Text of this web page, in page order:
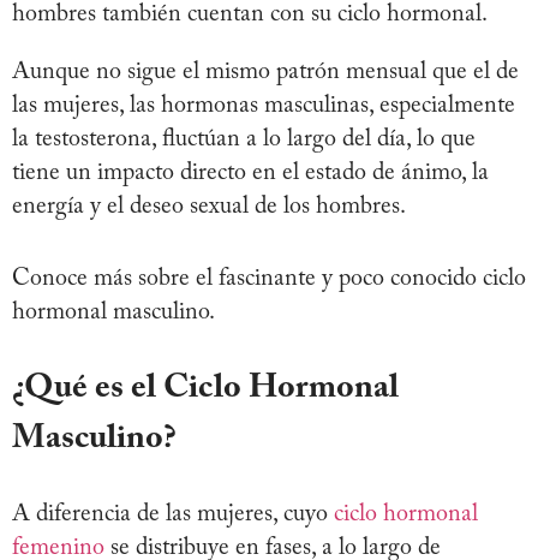
hombres también cuentan con su ciclo hormonal.
Aunque no sigue el mismo patrón mensual que el de
las mujeres, las hormonas masculinas, especialmente
la testosterona, fluctúan a lo largo del día, lo que
tiene un impacto directo en el estado de ánimo, la
energía y el deseo sexual de los hombres.
Conoce más sobre el fascinante y poco conocido ciclo
hormonal masculino.
¿Qué es el Ciclo Hormonal
Masculino?
A diferencia de las mujeres, cuyo ciclo hormonal
femenino se distribuye en fases, a lo largo de